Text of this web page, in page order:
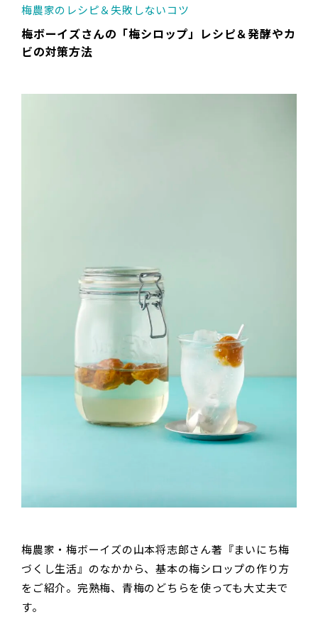
梅農家のレシピ＆失敗しないコツ
梅ボーイズさんの「梅シロップ」レシピ＆発酵やカ
ビの対策方法
梅農家・梅ボーイズの山本将志郎さん著『まいにち梅
づくし生活』のなかから、基本の梅シロップの作り方
をご紹介。完熟梅、青梅のどちらを使っても大丈夫で
す。